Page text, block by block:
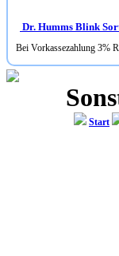
Bietet vieles